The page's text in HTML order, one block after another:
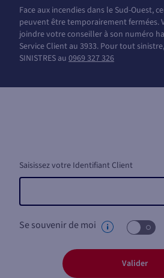
Face aux incendies dans le Sud-Ouest,
peuvent être temporairement fermées.
joindre votre conseiller à son numéro
Service Client au 3933. Pour tout
SINISTRES au 0969 327 326
Saisissez votre Identifiant Client
Se souvenir de moi
Valider